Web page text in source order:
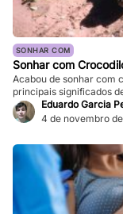
SONHAR COM
Sonhar com
Acabou de sonhar com
principais significados
Eduardo Garcia
4 de novembro